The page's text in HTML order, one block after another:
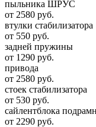
пыльника ШРУС
от 2580 руб.
втулки стабилизатора
от 550 руб.
задней пружины
от 1290 руб.
привода
от 2580 руб.
стоек стабилизатора
от 530 руб.
сайлентблока
от 2290 руб.